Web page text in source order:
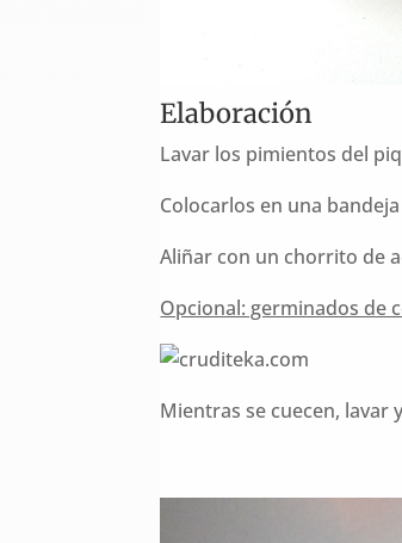
Elaboración
Lavar los pimientos del
Colocarlos en una
Aliñar con un chorrito de
Opcional: germinados de
Mientras se cuecen, lavar